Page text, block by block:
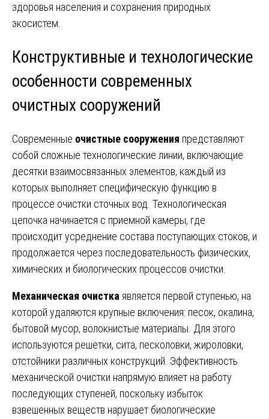
здоровья населения и сохранения природных
экосистем.
Конструктивные и технологические
особенности современных
очистных сооружений
Современные очистные сооружения представляют
собой сложные технологические линии, включающие
десятки взаимосвязанных элементов, каждый из
которых выполняет специфическую функцию в
процессе очистки сточных вод. Технологическая
цепочка начинается с приемной камеры, где
происходит усреднение состава поступающих стоков, и
продолжается через последовательность физических,
химических и биологических процессов очистки.
Механическая очистка является первой ступенью, на
которой удаляются крупные включения: песок, окалина,
бытовой мусор, волокнистые материалы. Для этого
используются решетки, сита, песколовки, жироловки,
отстойники различных конструкций. Эффективность
механической очистки напрямую влияет на работу
последующих ступеней, поскольку избыток
взвешенных веществ нарушает биологические